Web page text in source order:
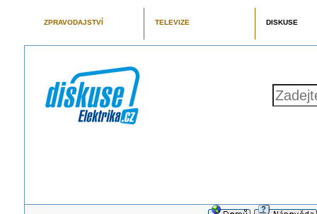
ZPRAVODAJSTVÍ TELEVIZE DISKUSE